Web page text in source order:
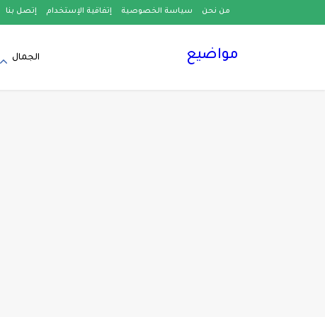
من نحن سياسة الخصوصية إتفاقية الإستخدام إتصل بنا
مواضيع الجمال